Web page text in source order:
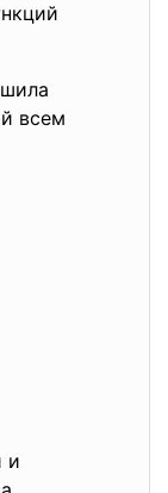
всем
и